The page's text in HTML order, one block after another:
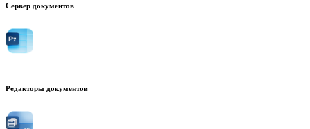
Сервер документов
Редакторы документов